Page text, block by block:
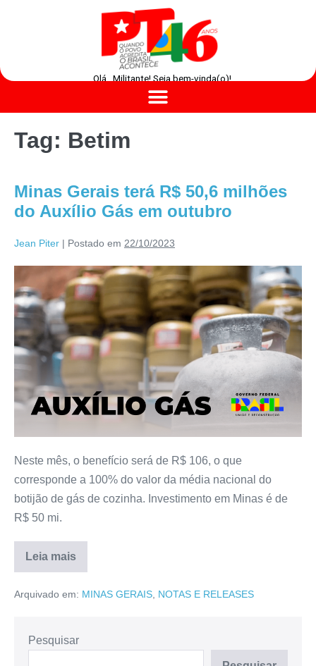
Olá , Militante! Seja bem-vinda(o)!
Tag: Betim
Minas Gerais terá R$ 50,6 milhões
do Auxílio Gás em outubro
Jean Piter | Postado em 22/10/2023
Neste mês, o benefício será de R$ 106, o que
corresponde a 100% do valor da média nacional do
botijão de gás de cozinha. Investimento em Minas é de
R$ 50 mi.
Leia mais
Arquivado em: MINAS GERAIS NOTAS E RELEASES
Pesquisar